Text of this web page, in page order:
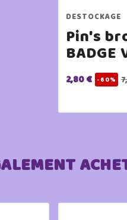
DESTOCKAGE
Pin's
BADGE
2,80 € -60%